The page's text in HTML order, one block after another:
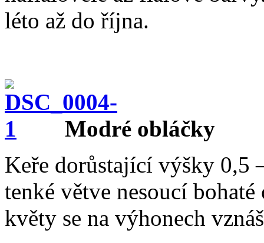
léto až do října.
Modré obláčky
Keře dorůstající výšky 0,5
tenké větve nesoucí
květy se na výhonech